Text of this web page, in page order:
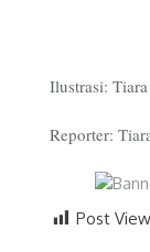
Ilustrasi:
Reporter:
Post